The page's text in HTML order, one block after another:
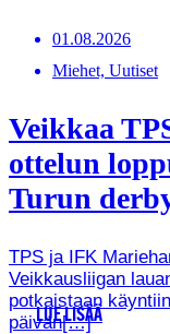
01.08.2026
Miehet, Uutiset
Veikkaa
ottelun
Turun
TPS ja IFK
Veikkausliigan
potkaistaan
päivän[…]
LUE LISÄÄ